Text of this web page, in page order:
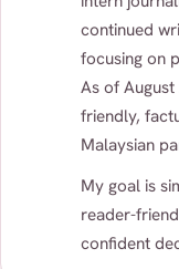
continued
focusing on
As of
friendly,
Malaysian
My goal is
reader-
confident